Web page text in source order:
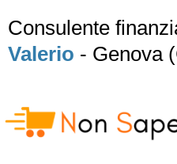
Consulente
Valerio - Genova